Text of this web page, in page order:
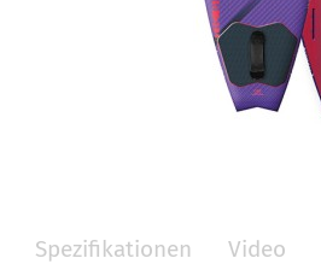
Spezifikationen Video